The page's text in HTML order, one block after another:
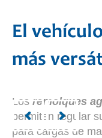
El
más
Los remolques
permiten regular
para cargas de